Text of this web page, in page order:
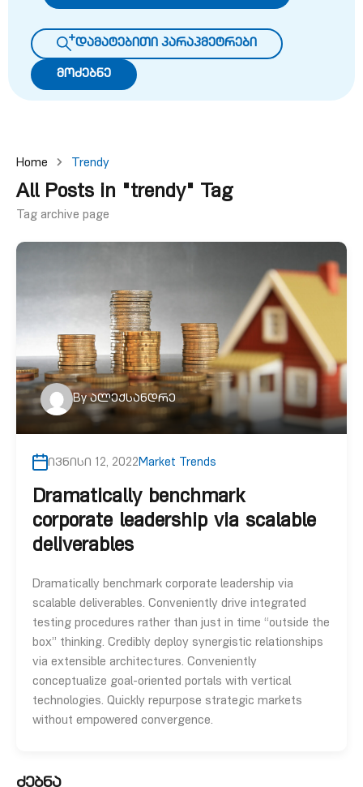
დამატებითი პარაპმეტრები
მოძებნე
Home Trendy
All Posts in "trendy" Tag
Tag archive page
By ალექსანდრე
ივნისი 12, 2022Market Trends
Dramatically benchmark
corporate leadership via scalable
deliverables
Dramatically benchmark corporate leadership via
scalable deliverables. Conveniently drive integrated
testing procedures rather than just in time “outside the
box” thinking. Credibly deploy synergistic relationships
via extensible architectures. Conveniently
conceptualize goal-oriented portals with vertical
technologies. Quickly repurpose strategic markets
without empowered convergence.
ძებნა